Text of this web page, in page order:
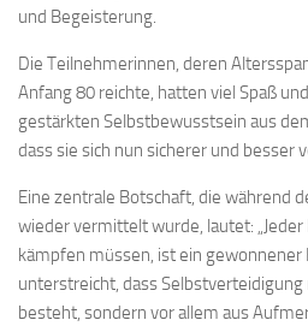
und Begeisterung.
Die Teilnehmerinnen, deren
Anfang 80 reichte, hatten viel Spaß
gestärkten Selbstbewusstsein aus
dass sie sich nun sicherer und besser
Eine zentrale Botschaft, die während
wieder vermittelt wurde, lautet:
kämpfen müssen, ist ein gewonnener
unterstreicht, dass Selbstverteidigung
besteht, sondern vor allem aus